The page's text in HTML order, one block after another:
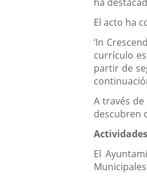
El acto ha
‘In
currículo
partir de
A través
descubren
El